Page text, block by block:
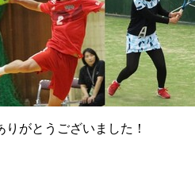
がとうございました！